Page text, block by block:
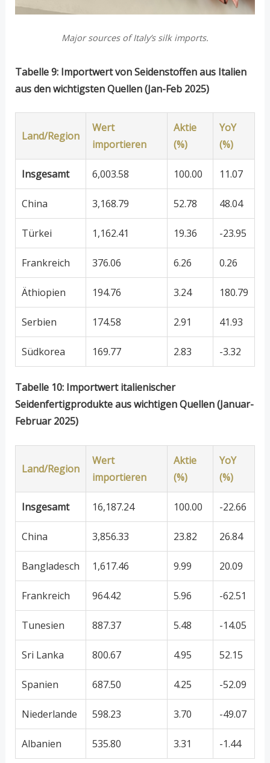
Major sources of Italy’s silk imports.
Tabelle 9: Importwert von Seidenstoffen aus Italien
aus den wichtigsten Quellen (Jan-Feb 2025)
Land/Region
Wert
importieren
Aktie
(%)
YoY
(%)
Insgesamt 6,003.58 100.00 11.07
China 3,168.79 52.78 48.04
Türkei 1,162.41 19.36 -23.95
Frankreich 376.06 6.26 0.26
Äthiopien 194.76 3.24 180.79
Serbien 174.58 2.91 41.93
Südkorea 169.77 2.83 -3.32
Tabelle 10: Importwert italienischer
Seidenfertigprodukte aus wichtigen Quellen (Januar-
Februar 2025)
Land/Region
Wert
importieren
Aktie
(%)
YoY
(%)
Insgesamt 16,187.24 100.00 -22.66
China 3,856.33 23.82 26.84
Bangladesch 1,617.46 9.99 20.09
Frankreich 964.42 5.96 -62.51
Tunesien 887.37 5.48 -14.05
Sri Lanka 800.67 4.95 52.15
Spanien 687.50 4.25 -52.09
Niederlande 598.23 3.70 -49.07
Albanien 535.80 3.31 -1.44